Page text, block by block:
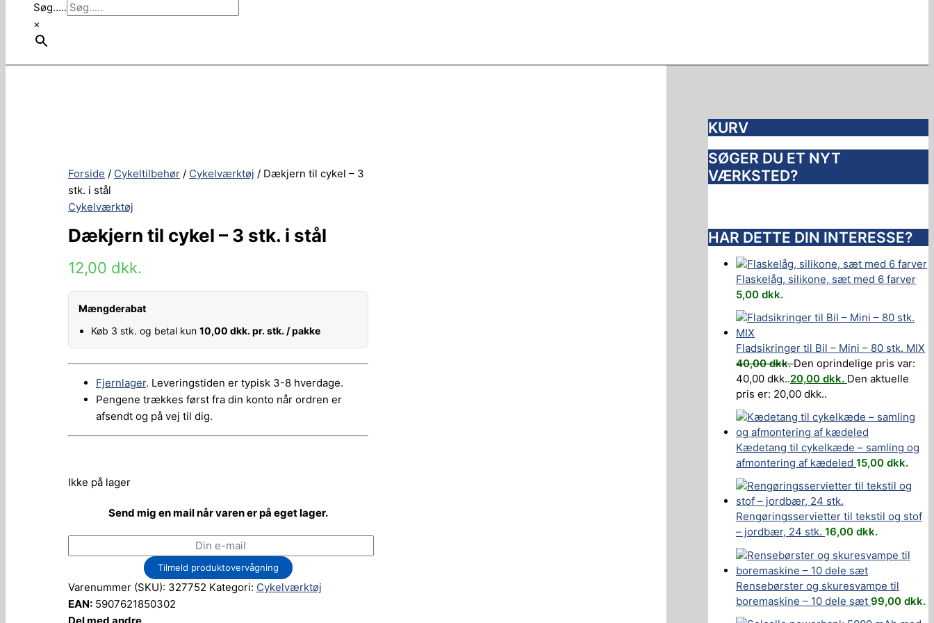
Søg.....
×
Forside / Cykeltilbehør / Cykelværktøj / Dækjern til cykel – 3
stk. i stål
Cykelværktøj
Dækjern til cykel – 3 stk. i stål
12,00 dkk.
Mængderabat
Køb 3 stk. og betal kun 10,00 dkk.pr. stk. / pakke
Fjernlager. Leveringstiden er typisk 3-8 hverdage.
Pengene trækkes først fra din konto når ordren er
afsendt og på vej til dig.
Ikke på lager
Send mig en mail når varen er på eget lager.
Tilmeld produktovervågning
Varenummer (SKU): 327752 Kategori: Cykelværktøj
EAN: 5907621850302
Del med andre
KURV
SØGER DU ET NYT
VÆRKSTED?
HAR DETTE DIN INTERESSE?
Flaskelåg, silikone, sæt med 6 farver
5,00 dkk.
Fladsikringer til Bil – Mini – 80 stk. MIX
40,00dkk.Den oprindelige pris var:
40,00 dkk..20,00 dkk. Den aktuelle
pris er: 20,00 dkk..
Kædetang til cykelkæde – samling og
afmontering af kædeled 15,00 dkk.
Rengøringsservietter til tekstil og stof
– jordbær, 24 stk. 16,00 dkk.
Rensebørster og skuresvampe til
boremaskine – 10 dele sæt 99,00 dkk.